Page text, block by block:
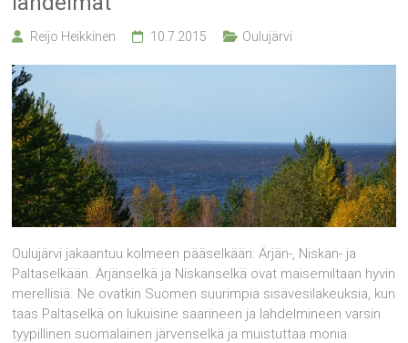
Reijo Heikkinen 10.7.2015 Oulujärvi
Oulujärvi jakaantuu kolmeen pääselkään: Ärjän-, Niskan- ja
Paltaselkään. Ärjänselkä ja Niskanselkä ovat maisemiltaan hyvin
merellisiä. Ne ovatkin Suomen suurimpia sisävesilakeuksia, kun
taas Paltaselkä on lukuisine saarineen ja lahdelmineen varsin
tyypillinen suomalainen järvenselkä ja muistuttaa monia